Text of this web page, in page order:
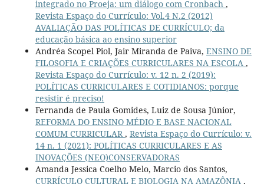
integrado no Proeja: um diálogo com Cronbach ,
Revista Espaço do Currículo: Vol.4 N.2 (2012)
AVALIAÇÃO DAS POLÍTICAS DE CURRÍCULO; da
educação básica ao ensino superior
Andréa Scopel Piol, Jair Miranda de Paiva, ENSINO DE
FILOSOFIA E CRIAÇÕES CURRICULARES NA ESCOLA ,
Revista Espaço do Currículo: v. 12 n. 2 (2019):
POLÍTICAS CURRICULARES E COTIDIANOS: porque
resistir é preciso!
Fernanda de Paula Gomides, Luiz de Sousa Júnior,
REFORMA DO ENSINO MÉDIO E BASE NACIONAL
COMUM CURRICULAR, Revista Espaço do Currículo: v.
14 n. 1 (2021): POLÍTICAS CURRICULARES E AS
INOVAÇÕES (NEO)CONSERVADORAS
Amanda Jessica Coelho Melo, Marcio dos Santos,
CURRÍCULO CULTURAL E BIOLOGIA NA AMAZÔNIA ,